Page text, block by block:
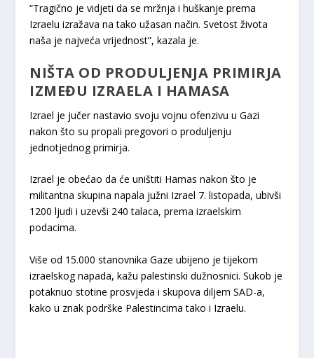
“Tragično je vidjeti da se mržnja i huškanje prema
Izraelu izražava na tako užasan način. Svetost života
naša je najveća vrijednost”, kazala je.
NIŠTA OD PRODULJENJA PRIMIRJA
IZMEĐU IZRAELA I HAMASA
Izrael je jučer nastavio svoju vojnu ofenzivu u Gazi
nakon što su propali pregovori o produljenju
jednotjednog primirja.
Izrael je obećao da će uništiti Hamas nakon što je
militantna skupina napala južni Izrael 7. listopada, ubivši
1200 ljudi i uzevši 240 talaca, prema izraelskim
podacima.
Više od 15.000 stanovnika Gaze ubijeno je tijekom
izraelskog napada, kažu palestinski dužnosnici. Sukob je
potaknuo stotine prosvjeda i skupova diljem SAD-a,
kako u znak podrške Palestincima tako i Izraelu.